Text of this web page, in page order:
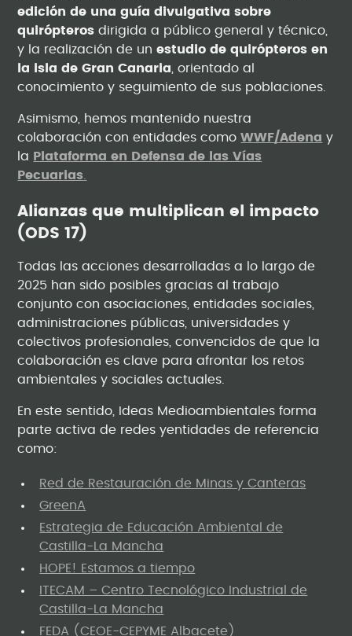
edición de una guía divulgativa sobre
quirópteros dirigida a público general y técnico,
y la realización de unestudio de quirópteros en
la isla de Gran Canaria , orientado al
conocimiento y seguimiento de sus poblaciones.
Asimismo, hemos mantenido nuestra
colaboración con entidades comoWWF/Adena y
la
Plataforma en Defensa de las Vías
Pecuarias
Alianzas que multiplican el impacto
(ODS 17)
Todas las acciones desarrolladas a lo largo de
2025 han sido posibles gracias al trabajo
conjunto con asociaciones, entidades sociales,
administraciones públicas, universidades y
colectivos profesionales, convencidos de que la
colaboración es clave para afrontar los retos
ambientales y sociales actuales.
En este sentido, Ideas Medioambientales forma
parte activa de redes yentidades de referencia
como:
Red de Restauración de Minas y Canteras
GreenA
Estrategia de Educación Ambiental de
Castilla-La Mancha
HOPE! Estamos a tiempo
ITECAM – Centro Tecnológico Industrial de
Castilla-La Mancha
FEDA (CEOE-CEPYME Albacete)